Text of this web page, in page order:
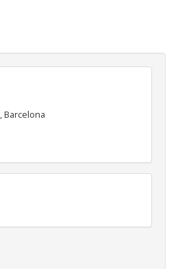
,Barcelona